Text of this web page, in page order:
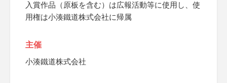
入賞作品（原板を含む）は広報活動等に使用し、使
用権は小湊鐵道株式会社に帰属
主催
小湊鐵道株式会社